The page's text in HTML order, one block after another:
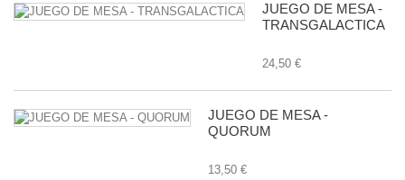
JUEGO DE MESA -
TRANSGALACTICA
24,50 €
JUEGO DE MESA -
QUORUM
13,50 €